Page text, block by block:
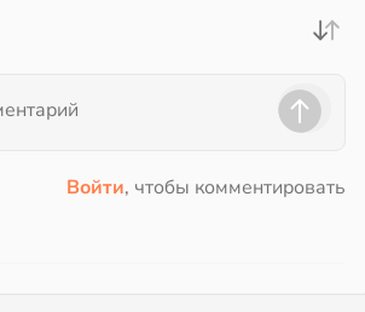
Войти, чтобы комментировать